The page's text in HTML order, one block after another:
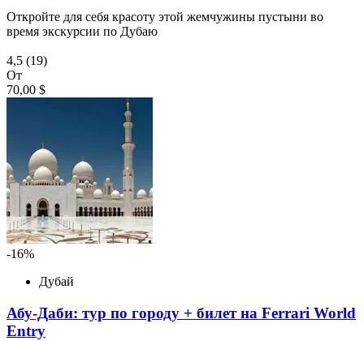
Откройте для себя красоту этой жемчужины пустыни во
время экскурсии по Дубаю
4,5 (19)
От
70,00 $
-16%
Дубай
Абу-Даби: тур по городу + билет на Ferrari World
Entry